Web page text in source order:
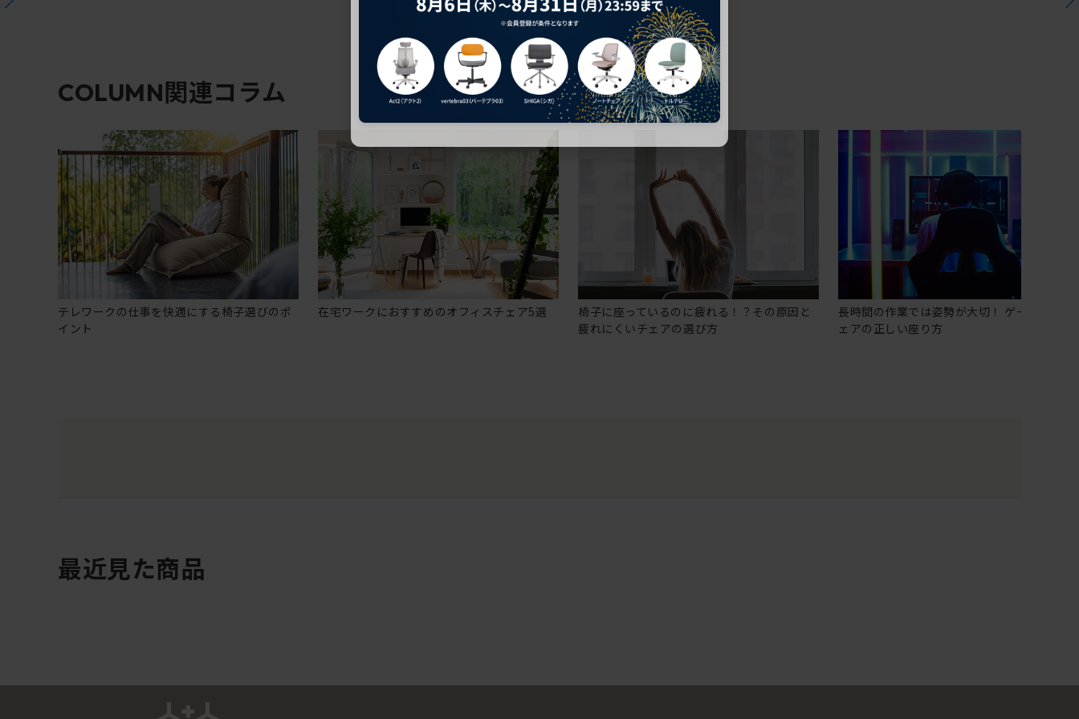
COLUMN関連コラム
テレワークの仕事を快適にする椅子選びのポ
イント
在宅ワークにおすすめのオフィスチェア5選
椅子に座っているのに疲れる！？その原因と
疲れにくいチェアの選び方
長時間の作業では姿勢が大切！ ゲーミングチ
ェアの正しい座り方
最近見た商品